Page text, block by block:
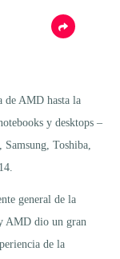
de AMD hasta la
y desktops –
Toshiba,
general de la
AMD dio un gran
de la